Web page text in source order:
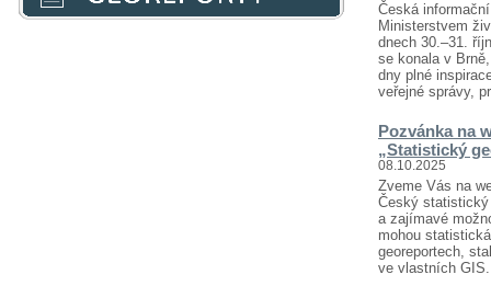
Česká
Ministerstvem
dnech 30.–31.
se konala v
dny plné
veřejné správy,
Pozvánka na
„Statistický
08.10.2025
Zveme Vás na
Český
a zajímavé
mohou
georeportech,
ve vlastních